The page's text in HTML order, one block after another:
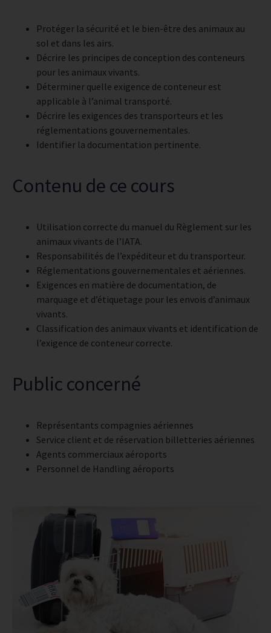
Protéger la sécurité et le bien-être des animaux au
sol et dans les airs.
Décrire les principes de conception des conteneurs
pour les animaux vivants.
Déterminer quelle exigence de conteneur est
applicable à l’animal transporté.
Décrire les exigences des transporteurs et les
réglementations gouvernementales.
Identifier la documentation pertinente.
Contenu de ce cours
Utilisation correcte du manuel du Règlement sur les
animaux vivants de l’IATA.
Responsabilités de l’expéditeur et du transporteur.
Réglementations gouvernementales et aériennes.
Exigences en matière de documentation, de
marquage et d’étiquetage pour les envois d’animaux
vivants.
Classification des animaux vivants et identification de
l’exigence de conteneur correcte.
Public concerné
Représentants compagnies aériennes
Service client et de réservation billetteries aériennes
Agents commerciaux aéroports
Personnel de Handling aéroports